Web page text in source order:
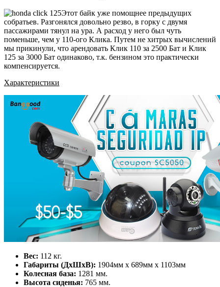
Этот байк уже помощнее предыдущих
собратьев. Разгонялся довольно резво, в горку с двумя
пассажирами тянул на ура. А расход у него был чуть
поменьше, чем у 110-ого Клика. Путем не хитрых вычислений
мы прикинули, что арендовать Клик 110 за 2500 Бат и Клик
125 за 3000 Бат одинаково, т.к. бензином это практически
компенсируется.
Характеристики
Вес: 112 кг.
Габариты (ДхШхВ): 1904мм х 689мм х 1103мм
Колесная база: 1281 мм.
Высота сиденья: 765 мм.